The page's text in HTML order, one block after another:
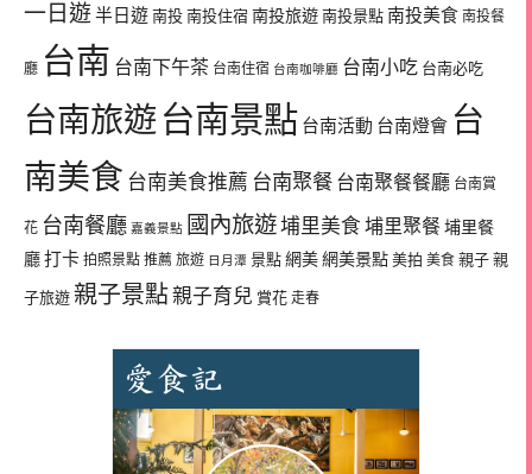
一日遊半日遊 南投 南投住宿 南投旅遊 南投景點 南投美食 南投餐
廳 台南 台南下午茶 台南住宿 台南咖啡廳 台南小吃 台南必吃
台南旅遊台南景點 台南活動 台南燈會 台
南美食 台南美食推薦 台南聚餐 台南聚餐餐廳 台南賞
花 台南餐廳 嘉義景點 國內旅遊埔里美食 埔里聚餐埔里餐
廳打卡 拍照景點 推薦 旅遊 日月潭 景點 網美網美景點 美拍 美食 親子 親
子旅遊 親子景點親子育兒 賞花 走春